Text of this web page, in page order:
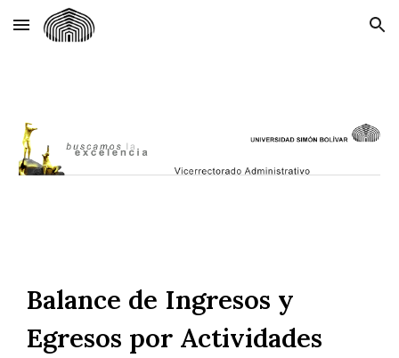
Skip to main content Skip to navigation
Balance de Ingresos y
Egresos por Actividades